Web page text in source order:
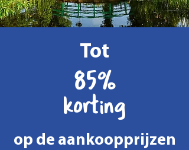
Tot
85%
korting
op de aankoopprijzen